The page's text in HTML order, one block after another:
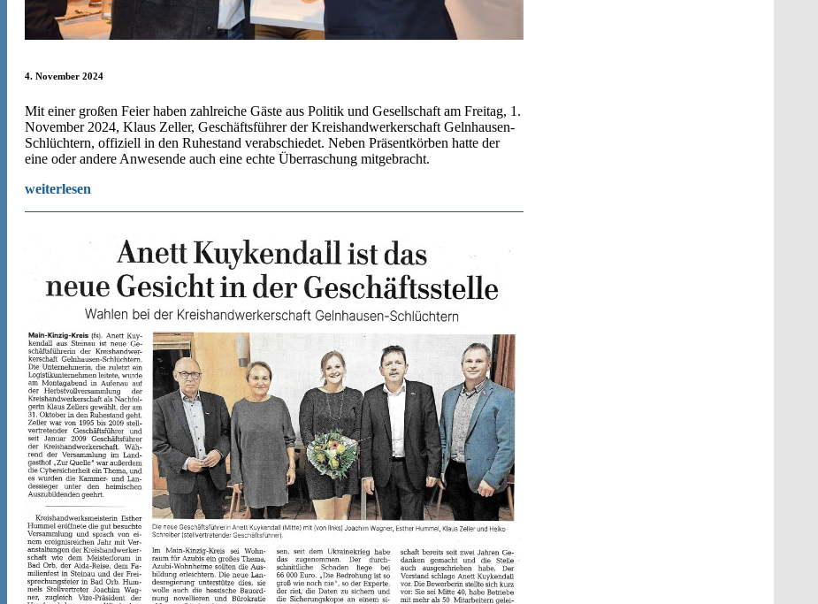
4. November 2024
Mit einer großen Feier haben zahlreiche Gäste aus Politik und Gesellschaft am Freitag, 1.
November 2024, Klaus Zeller, Geschäftsführer der Kreishandwerkerschaft Gelnhausen-
Schlüchtern, offiziell in den Ruhestand verabschiedet. Neben Präsentkörben hatte der
eine oder andere Anwesende auch eine echte Überraschung mitgebracht.
weiterlesen